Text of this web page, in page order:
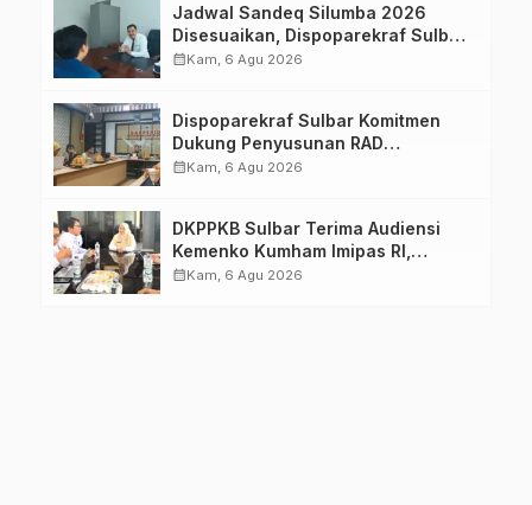
Jadwal Sandeq Silumba 2026
Disesuaikan, Dispoparekraf Sulbar
Pastikan Persiapan Tetap
calendar_monthKam, 6 Agu 2026
Dispoparekraf Sulbar Komitmen
Dukung Penyusunan RAD
TPB/SDGs Sulawesi Barat
calendar_monthKam, 6 Agu 2026
DKPPKB Sulbar Terima Audiensi
Kemenko Kumham Imipas RI,
Perkuat Pelayanan Kesehatan bagi
calendar_monthKam, 6 Agu 2026